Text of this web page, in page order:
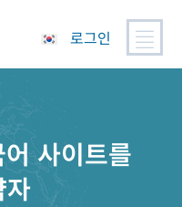
로그인
사이트를
자